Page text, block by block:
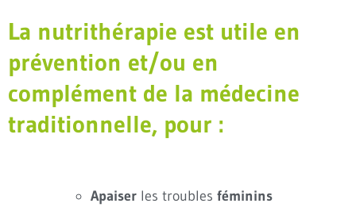
La nutrithérapie est utile en
prévention et/ou en
complément de la médecine
traditionnelle, pour :
Apaiser les troubles féminins